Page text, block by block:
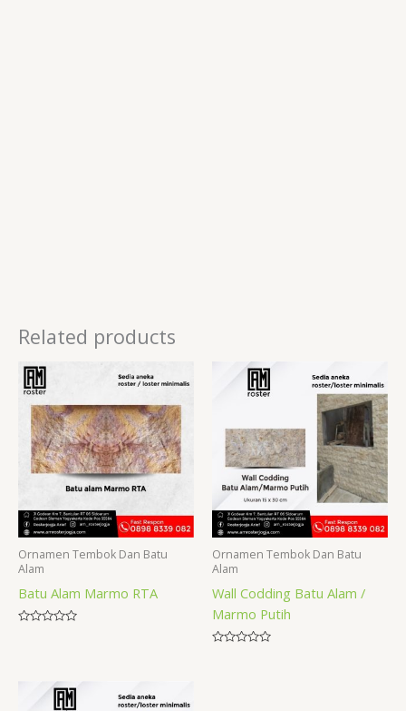
Related products
Ornamen Tembok Dan Batu
Alam
Batu Alam Marmo RTA
Ornamen Tembok Dan Batu
Alam
Wall Codding Batu Alam /
Marmo Putih